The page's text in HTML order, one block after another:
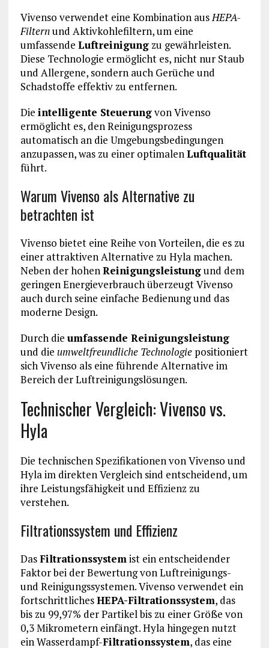
Vivenso verwendet eine Kombination ausHEPA-
Filternund Aktivkohlefiltern, um eine
umfassende Luftreinigungzu gewährleisten.
Diese Technologie ermöglicht es, nicht nur Staub
und Allergene, sondern auch Gerüche und
Schadstoffe effektiv zu entfernen.
Die intelligente Steuerungvon Vivenso
ermöglicht es, den Reinigungsprozess
automatisch an die Umgebungsbedingungen
anzupassen, was zu einer optimalenLuftqualität
führt.
Warum Vivenso als Alternative zu
betrachten ist
Vivenso bietet eine Reihe von Vorteilen, die es zu
einer attraktiven Alternative zu Hyla machen.
Neben der hohenReinigungsleistungund dem
geringen Energieverbrauch überzeugt Vivenso
auch durch seine einfache Bedienung und das
moderne Design.
Durch die umfassende Reinigungsleistung
und die umweltfreundliche Technologiepositioniert
sich Vivenso als eine führende Alternative im
Bereich der Luftreinigungslösungen.
Technischer Vergleich: Vivenso vs.
Hyla
Die technischen Spezifikationen von Vivenso und
Hyla im direkten Vergleich sind entscheidend, um
ihre Leistungsfähigkeit und Effizienz zu
verstehen.
Filtrationssystem und Effizienz
DasFiltrationssystemist ein entscheidender
Faktor bei der Bewertung von Luftreinigungs-
und Reinigungssystemen. Vivenso verwendet ein
fortschrittlichesHEPA-Filtrationssystem, das
bis zu 99,97% der Partikel bis zu einer Größe von
0,3 Mikrometern einfängt. Hyla hingegen nutzt
ein Wasserdampf-Filtrationssystem, das eine